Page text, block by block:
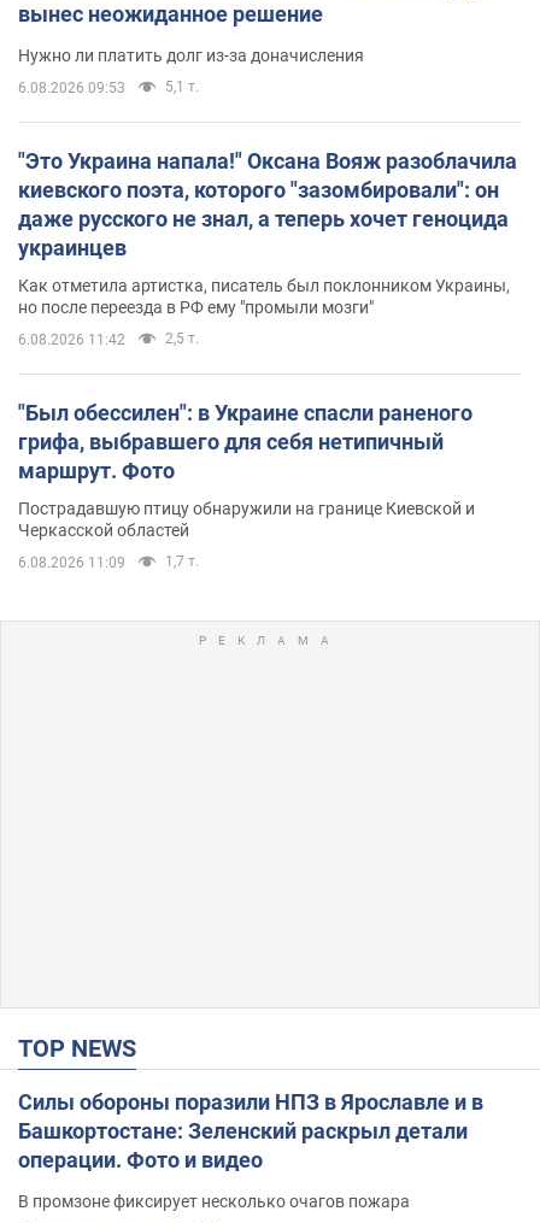
вынес неожиданное решение
Нужно ли платить долг из-за доначисления
6.08.2026 09:53 5,1 т.
"Это Украина напала!" Оксана Вояж разоблачила
киевского поэта, которого "зазомбировали": он
даже русского не знал, а теперь хочет геноцида
украинцев
Как отметила артистка, писатель был поклонником Украины,
но после переезда в РФ ему "промыли мозги"
6.08.2026 11:42 2,5 т.
"Был обессилен": в Украине спасли раненого
грифа, выбравшего для себя нетипичный
маршрут. Фото
Пострадавшую птицу обнаружили на границе Киевской и
Черкасской областей
6.08.2026 11:09 1,7 т.
TOP NEWS
Силы обороны поразили НПЗ в Ярославле и в
Башкортостане: Зеленский раскрыл детали
операции. Фото и видео
В промзоне фиксирует несколько очагов пожара